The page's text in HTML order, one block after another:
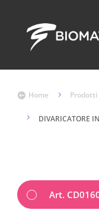
 Home 5 Prodotti
5 DIVARICATORE
Art.